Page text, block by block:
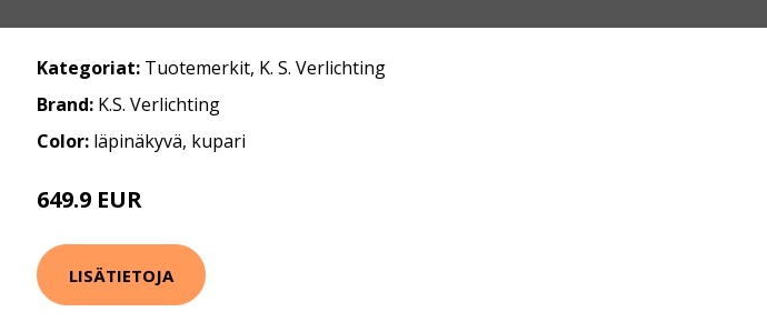
Kategoriat: Tuotemerkit, K. S. Verlichting
Brand: K.S. Verlichting
Color: läpinäkyvä, kupari
649.9 EUR
LISÄTIETOJA